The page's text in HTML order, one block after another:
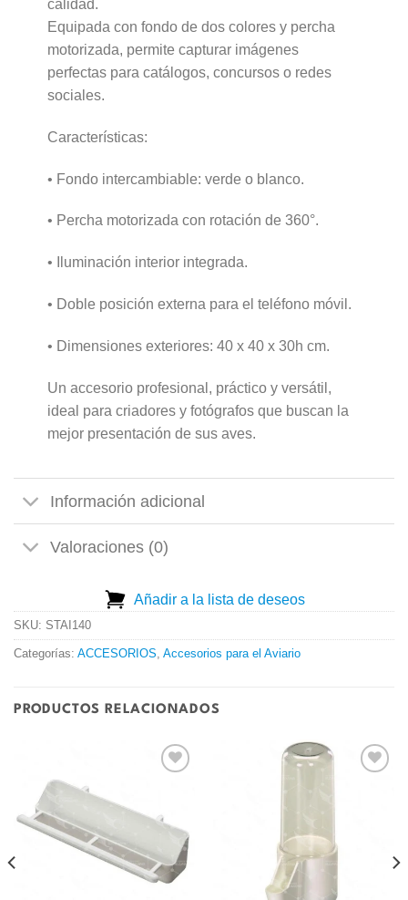
calidad.
Equipada con fondo de dos colores y percha
motorizada, permite capturar imágenes
perfectas para catálogos, concursos o redes
sociales.
Características:
• Fondo intercambiable: verde o blanco.
• Percha motorizada con rotación de 360°.
• Iluminación interior integrada.
• Doble posición externa para el teléfono móvil.
• Dimensiones exteriores: 40 x 40 x 30h cm.
Un accesorio profesional, práctico y versátil,
ideal para criadores y fotógrafos que buscan la
mejor presentación de sus aves.
Información adicional
Valoraciones (0)
Añadir a la lista de deseos
SKU: STAI140
Categorías: ACCESORIOS, Accesorios para el Aviario
PRODUCTOS RELACIONADOS
Añadir
a la
lista de
deseos